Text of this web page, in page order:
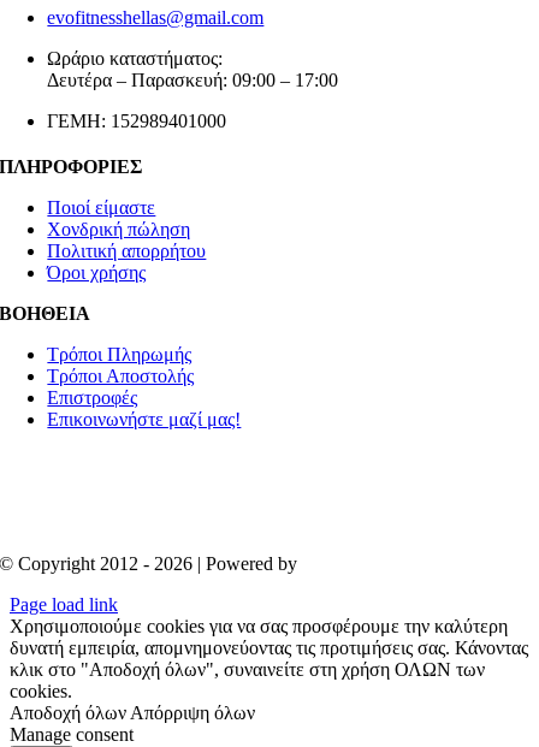
evofitnesshellas@gmail.com
Ωράριο καταστήματος:
Δευτέρα – Παρασκευή: 09:00 – 17:00
ΓΕΜΗ: 152989401000
ΠΛΗΡΟΦΟΡΙΕΣ
Ποιοί είμαστε
Χονδρική πώληση
Πολιτική απορρήτου
Όροι χρήσης
ΒΟΗΘΕΙΑ
Τρόποι Πληρωμής
Τρόποι Αποστολής
Επιστροφές
Επικοινωνήστε μαζί μας!
© Copyright 2012 - 2026 | Powered by
Page load link
Χρησιμοποιούμε cookies για να σας προσφέρουμε την καλύτερη
δυνατή εμπειρία, απομνημονεύοντας τις προτιμήσεις σας. Κάνοντας
κλικ στο "Αποδοχή όλων", συναινείτε στη χρήση ΟΛΩΝ των
cookies.
Αποδοχή όλων Απόρριψη όλων
Manage consent